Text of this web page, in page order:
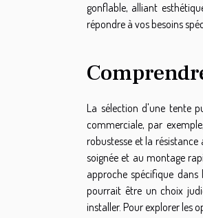
gonflable, alliant
répondre à vos besoins
La sélection d'une tente
commerciale, par
robustesse et la
soignée et au montage
approche spécifique
pourrait être un choix
installer. Pour explorer les